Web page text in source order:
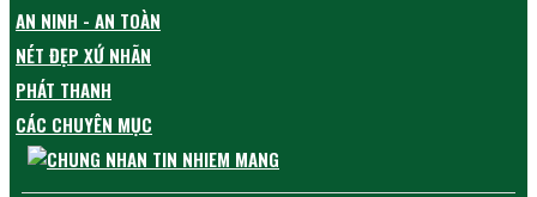
AN NINH - AN TOÀN
NÉT ĐẸP XỨ NHÃN
PHÁT THANH
CÁC CHUYÊN MỤC